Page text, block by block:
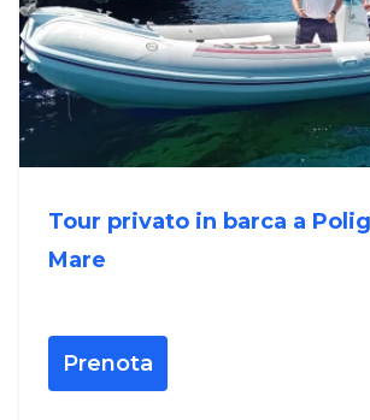
Tour privato in barca a
Mare
Prenota